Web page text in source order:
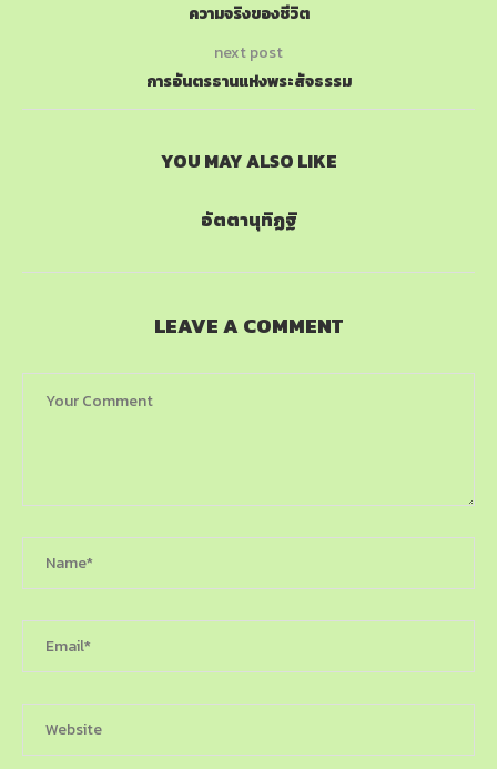
ความจริงของชีวิต
next post
การอันตรธานแห่งพระสัจธรรม
YOU MAY ALSO LIKE
อัตตานุทิฏฐิ
LEAVE A COMMENT